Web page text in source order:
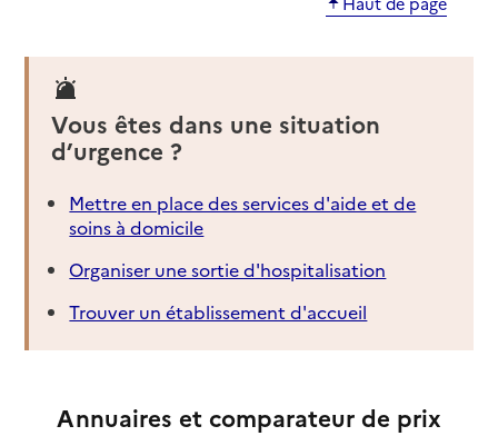
Vous êtes dans une situation
d’urgence ?
Mettre en place des services d'aide et de
soins à domicile
Organiser une sortie d'hospitalisation
Trouver un établissement d'accueil
Annuaires et comparateur de prix